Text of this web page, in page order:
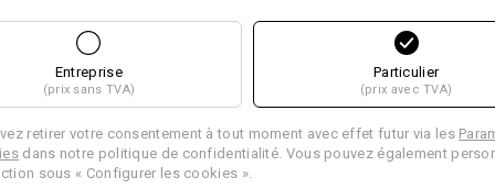
Cliquez sur le bouton "Fiche
Fiche technique
POCHETTES
Larges passants de ceinture
spécialement pour une
e.s.motion 2020.
Caractéristiques identiques: Caractéristiques identiques:
18
Entreprise
(prix sans TVA)
Particulier
(prix avec TVA)
retirer votre consentement à tout moment avec effet futur via les
dans notre politique de confidentialité. Vous pouvez également
sous « Configurer les cookies ».